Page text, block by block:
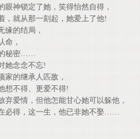
神锁定了她，笑得怡然自得，
就从那一刻起，她爱上了他!
的结局，
，
秘密……
念念不忘!
的继承人匹敌，
不得、更爱不得!
爱情，但他怎能甘心她可以躲他，
得，这一生，他已非她不娶……